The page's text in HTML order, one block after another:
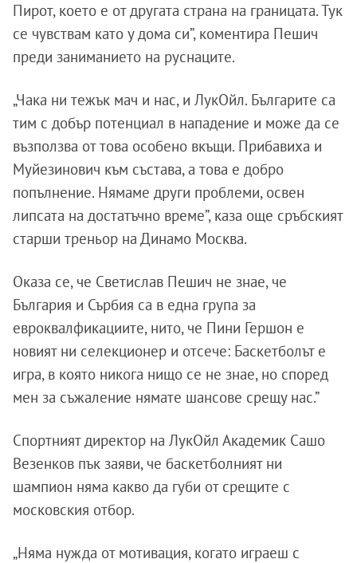
Пирот, което е от другата страна на границата. Тук
се чувствам като у дома си”, коментира Пешич
преди заниманието на руснаците.
„Чака ни тежък мач и нас, и ЛукОйл. Българите са
тим с добър потенциал в нападение и може да се
възползва от това особено вкъщи. Прибавиха и
Муйезинович към състава, а това е добро
попълнение. Нямаме други проблеми, освен
липсата на достатъчно време”, каза още сръбският
старши треньор на Динамо Москва.
Оказа се, че Светислав Пешич не знае, че
България и Сърбия са в една група за
евроквалфикациите, нито, че Пини Гершон е
новият ни селекционер и отсече: Баскетболът е
игра, в която никога нищо се не знае, но според
мен за съжаление нямате шансове срещу нас.”
Спортният директор на ЛукОйл Академик Сашо
Везенков пък заяви, че баскетболният ни
шампион няма какво да губи от срещите с
московския отбор.
„Няма нужда от мотивация, когато играеш с